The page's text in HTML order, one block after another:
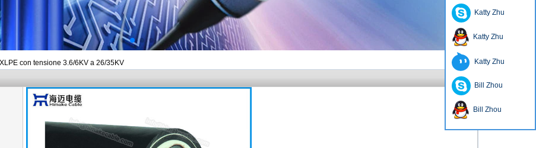
con tensione 3.6/6KV a 26/35KV
Katty Zhu
Katty Zhu
Katty Zhu
Bill Zhou
Bill Zhou